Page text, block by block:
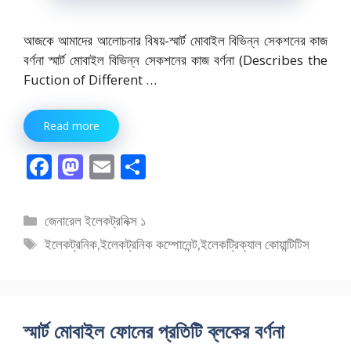
আজকে আমাদের আলোচনার বিষয়-স্মার্ট মোবাইল বিভিন্ন সেকশনের কাজ
বর্ণনা স্মার্ট মোবাইল বিভিন্ন সেকশনের কাজ বর্ণনা (Describes the
Fuction of Different …
Read more
F
ac
e
b
M
as
to
d
E
m
ai
l e
বিভাগ
সমূহ
জেনারেল ইলেকট্রনিক্স ১
ট্যাগ
ইলেকট্রনিক,ইলেকট্রনিক কম্পোনেন্ট,ইলেকট্রিক্যাল কোয়ান্টিটিস
স্মার্ট মোবাইল ফোনের প্রতিটি ব্লকের বর্ণনা